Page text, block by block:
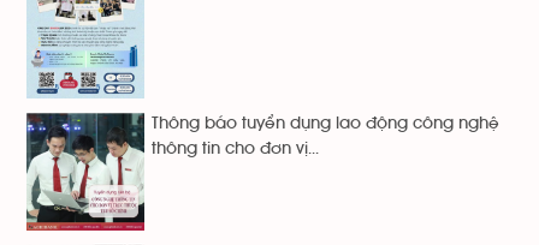
Thông báo tuyển dụng lao động công nghệ
thông tin cho đơn vị...